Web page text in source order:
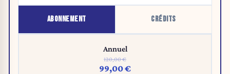
ABONNEMENT CRÉDITS
Annuel
120,00 €
99,00 €